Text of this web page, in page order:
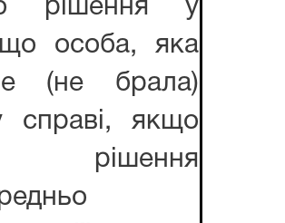
рішення у
особа, яка
(не брала)
справі, якщо
рішення